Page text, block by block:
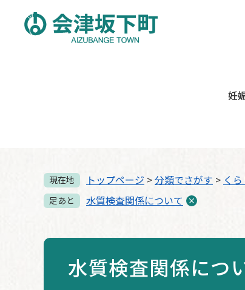
妊
現在地 トップページ >分類でさがす > く
足あと 水質検査関係について
水質検査関係につ